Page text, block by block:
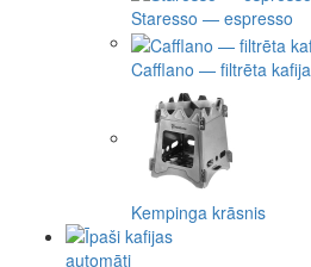
Staresso — espresso
Cafflano — filtrēta kafija
Kempinga krāsnis